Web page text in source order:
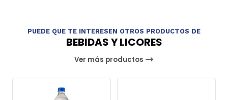
PUEDE QUE TE INTERESEN OTROS PRODUCTOS DE
BEBIDAS Y LICORES
Ver más productos